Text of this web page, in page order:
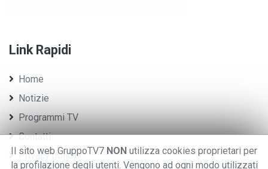
Link Rapidi
Home
Notizie
Programmi TV
Contatti
Privacy policy
Il sito web GruppoTV7 NON utilizza cookies proprietari per
la profilazione degli utenti. Vengono ad ogni modo utilizzati